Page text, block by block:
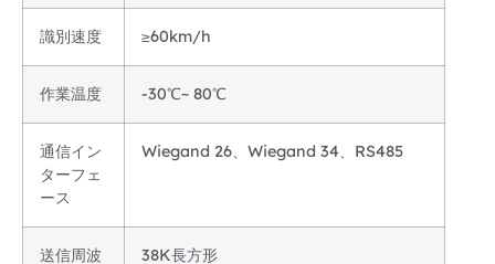
識別速度 ≥60km/h
作業温度 -30℃~ 80℃
通信イン
ターフェ
ース
Wiegand 26、Wiegand 34、RS485
送信周波
38K長方形